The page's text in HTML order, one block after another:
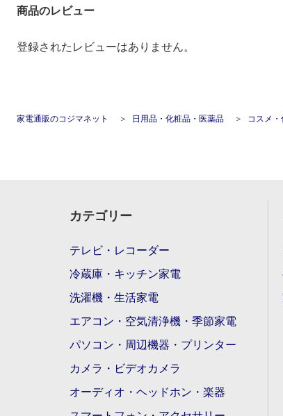
商品のレビュー
登録されたレビューはありません。
家電通販のコジマネット 日用品・化粧品・医薬品 コスメ
カテゴリー
テレビ・レコーダー
冷蔵庫・キッチン家電
洗濯機・生活家電
エアコン・空気清浄機・季節家電
パソコン・周辺機器・プリンター
カメラ・ビデオカメラ
オーディオ・ヘッドホン・楽器